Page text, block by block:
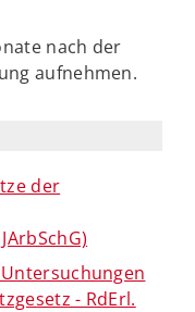
nach der
aufnehmen.
der
- RdErl.